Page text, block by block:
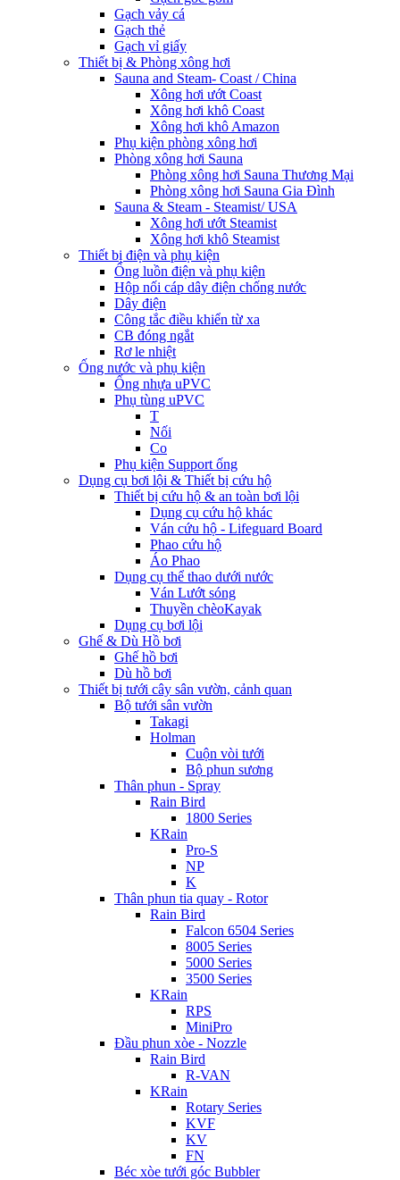
Gạch vảy cá
Gạch thẻ
Gạch vỉ giấy
Thiết bị & Phòng xông hơi
Sauna and Steam- Coast / China
Xông hơi ướt Coast
Xông hơi khô Coast
Xông hơi khô Amazon
Phụ kiện phòng xông hơi
Phòng xông hơi Sauna
Phòng xông hơi Sauna Thương Mại
Phòng xông hơi Sauna Gia Đình
Sauna & Steam - Steamist/ USA
Xông hơi ướt Steamist
Xông hơi khô Steamist
Thiết bị điện và phụ kiện
Ống luồn điện và phụ kiện
Hộp nối cáp dây điện chống nước
Dây điện
Công tắc điều khiển từ xa
CB đóng ngắt
Rơ le nhiệt
Ống nước và phụ kiện
Ống nhựa uPVC
Phụ tùng uPVC
T
Nối
Co
Phụ kiện Support ống
Dụng cụ bơi lội & Thiết bị cứu hộ
Thiết bị cứu hộ & an toàn bơi lội
Dụng cụ cứu hộ khác
Ván cứu hộ - Lifeguard Board
Phao cứu hộ
Áo Phao
Dụng cụ thể thao dưới nước
Ván Lướt sóng
Thuyền chèoKayak
Dụng cụ bơi lội
Ghế & Dù Hồ bơi
Ghế hồ bơi
Dù hồ bơi
Thiết bị tưới cây sân vườn, cảnh quan
Bộ tưới sân vườn
Takagi
Holman
Cuộn vòi tưới
Bộ phun sương
Thân phun - Spray
Rain Bird
1800 Series
KRain
Pro-S
NP
K
Thân phun tia quay - Rotor
Rain Bird
Falcon 6504 Series
8005 Series
5000 Series
3500 Series
KRain
RPS
MiniPro
Đầu phun xòe - Nozzle
Rain Bird
R-VAN
KRain
Rotary Series
KVF
KV
FN
Béc xòe tưới góc Bubbler